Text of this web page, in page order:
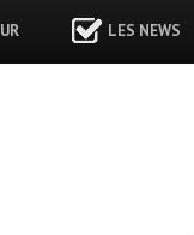
LES NEWS